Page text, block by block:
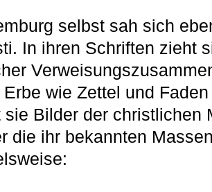
selbst sah sich
In ihren Schriften zieht
wie Zettel und
sie Bilder der christlichen
die ihr bekannten